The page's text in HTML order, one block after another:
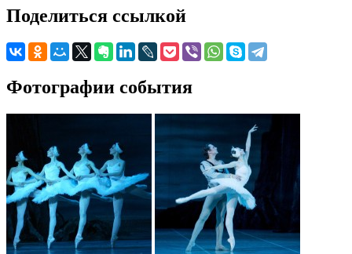
Поделиться ссылкой
Фотографии события